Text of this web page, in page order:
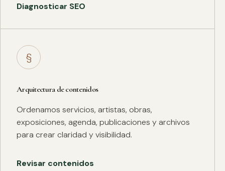
Diagnosticar SEO
§
Arquitectura de contenidos
Ordenamos servicios, artistas, obras,
exposiciones, agenda, publicaciones y archivos
para crear claridad y visibilidad.
Revisar contenidos